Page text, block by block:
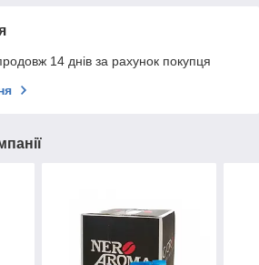
14 днів за рахунок покупця